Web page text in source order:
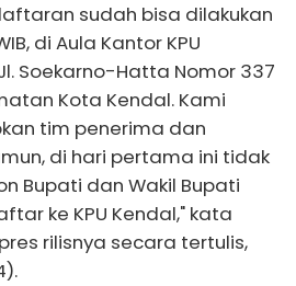
sudah bisa dilakukan
di Aula Kantor KPU
Soekarno-Hatta Nomor 337
Kota Kendal. Kami
tim penerima dan
di hari pertama ini tidak
Bupati dan Wakil Bupati
ke KPU Kendal," kata
rilisnya secara tertulis,